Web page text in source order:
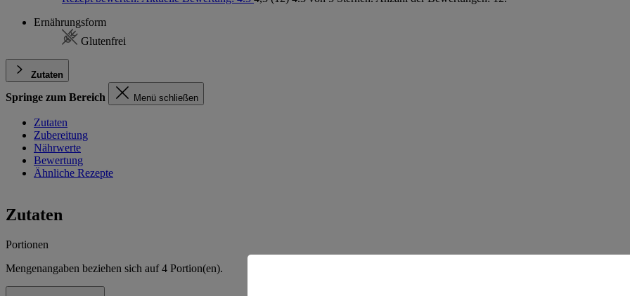
Ernährungsform
Glutenfrei
Zutaten
Springe zum Bereich Menü schließen
Zutaten
Zubereitung
Nährwerte
Bewertung
Ähnliche Rezepte
Zutaten
Portionen
Mengenangaben beziehen sich auf4 Portion(en).